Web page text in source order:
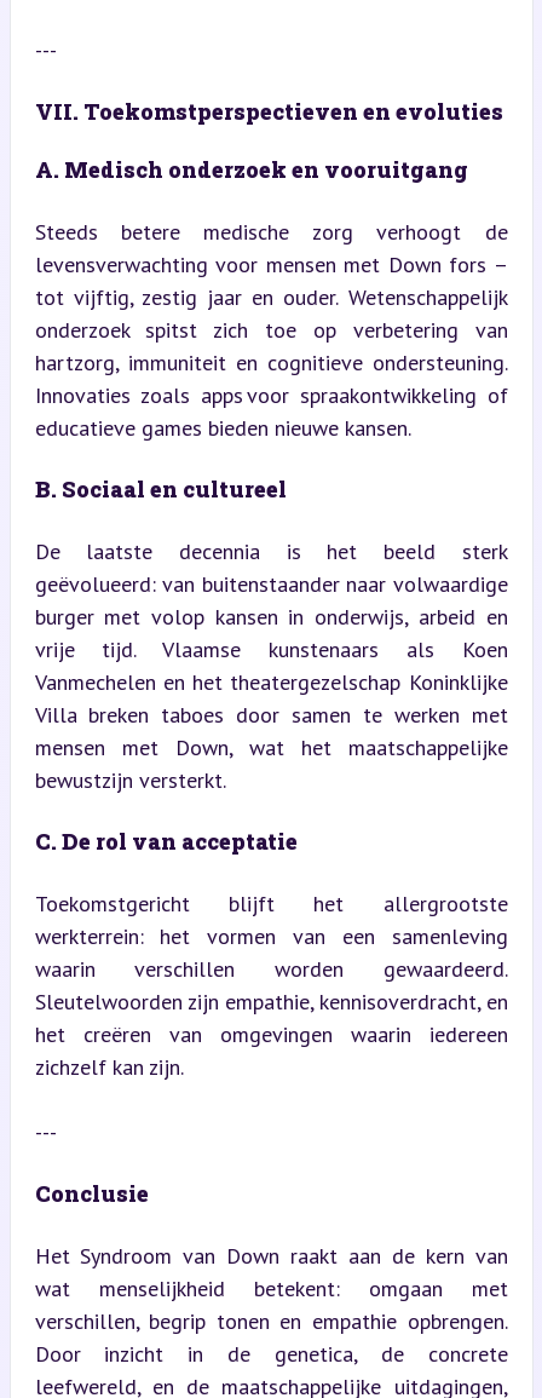
---
VII. Toekomstperspectieven en evoluties
A. Medisch onderzoek en vooruitgang
Steeds betere medische zorg verhoogt de
levensverwachting voor mensen met Down fors –
tot vijftig, zestig jaar en ouder. Wetenschappelijk
onderzoek spitst zich toe op verbetering van
hartzorg, immuniteit en cognitieve ondersteuning.
Innovaties zoals apps voor spraakontwikkeling of
educatieve games bieden nieuwe kansen.
B. Sociaal en cultureel
De laatste decennia is het beeld sterk
geëvolueerd: van buitenstaander naar volwaardige
burger met volop kansen in onderwijs, arbeid en
vrije tijd. Vlaamse kunstenaars als Koen
Vanmechelen en het theatergezelschap Koninklijke
Villa breken taboes door samen te werken met
mensen met Down, wat het maatschappelijke
bewustzijn versterkt.
C. De rol van acceptatie
Toekomstgericht blijft het allergrootste
werkterrein: het vormen van een samenleving
waarin verschillen worden gewaardeerd.
Sleutelwoorden zijn empathie, kennisoverdracht, en
het creëren van omgevingen waarin iedereen
zichzelf kan zijn.
---
Conclusie
Het Syndroom van Down raakt aan de kern van
wat menselijkheid betekent: omgaan met
verschillen, begrip tonen en empathie opbrengen.
Door inzicht in de genetica, de concrete
leefwereld, en de maatschappelijke uitdagingen,